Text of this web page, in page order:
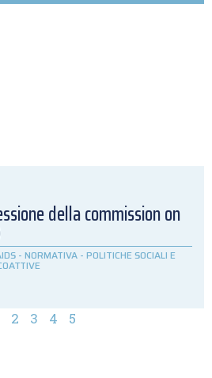
della commission on
- NORMATIVA - POLITICHE SOCIALI E
2 3 4 5